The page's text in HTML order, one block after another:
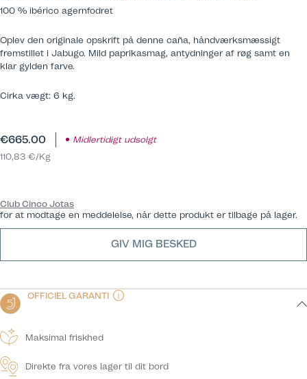
100 % ibérico agernfodret
Oplev den originale opskrift på denne caña, håndværksmæssigt
fremstillet i Jabugo. Mild paprikasmag, antydninger af røg samt en
klar gylden farve.
Cirka vægt: 6 kg.
€665.00
Midlertidigt udsolgt
110,83 €/Kg
Club Cinco Jotas
for at modtage en meddelelse, når dette produkt er tilbage på lager.
GIV MIG BESKED
OFFICIEL GARANTI
Maksimal friskhed
Direkte fra vores lager til dit bord